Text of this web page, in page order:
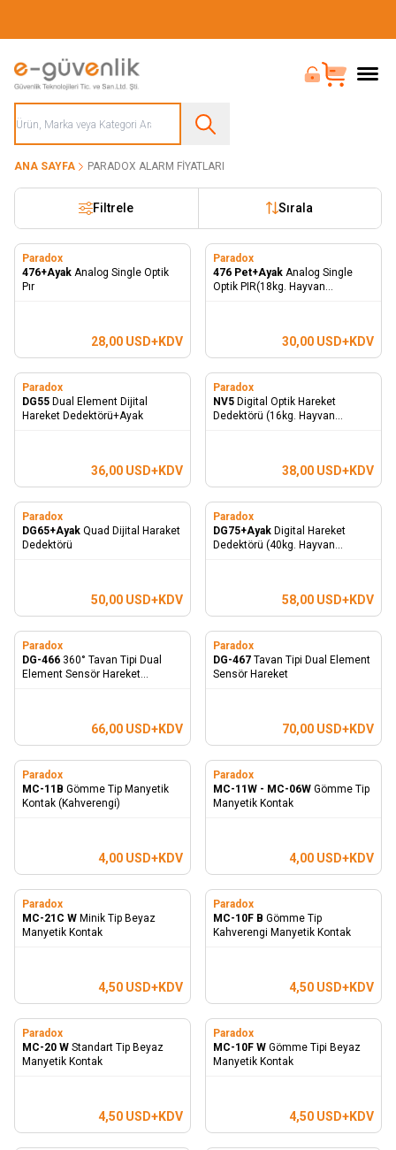
Bayi Girişi
Sepet
ANA SAYFA PARADOX ALARM FIYATLARI
Filtrele Sırala
Paradox
476+Ayak Analog Single Optik
Pır
28,00 USD+KDV
Paradox
476 Pet+Ayak Analog Single
Optik PIR(18kg. Hayvan
30,00 USD+KDV
Paradox
DG55 Dual Element Dijital
Hareket Dedektörü+Ayak
36,00 USD+KDV
Paradox
NV5 Digital Optik Hareket
Dedektörü (16kg. Hayvan
38,00 USD+KDV
Paradox
DG65+Ayak Quad Dijital Haraket
Dedektörü
50,00 USD+KDV
Paradox
DG75+Ayak Digital Hareket
Dedektörü (40kg. Hayvan
58,00 USD+KDV
Paradox
DG-466 360° Tavan Tipi Dual
Element Sensör Hareket
66,00 USD+KDV
Paradox
DG-467 Tavan Tipi Dual Element
Sensör Hareket
70,00 USD+KDV
Paradox
MC-11B Gömme Tip Manyetik
Kontak (Kahverengi)
4,00 USD+KDV
Paradox
MC-11W - MC-06W Gömme Tip
Manyetik Kontak
4,00 USD+KDV
Paradox
MC-21C W Minik Tip Beyaz
Manyetik Kontak
4,50 USD+KDV
Paradox
MC-10F B Gömme Tip
Kahverengi Manyetik Kontak
4,50 USD+KDV
Paradox
MC-20 W Standart Tip Beyaz
Manyetik Kontak
4,50 USD+KDV
Paradox
MC-10F W Gömme Tipi Beyaz
Manyetik Kontak
4,50 USD+KDV